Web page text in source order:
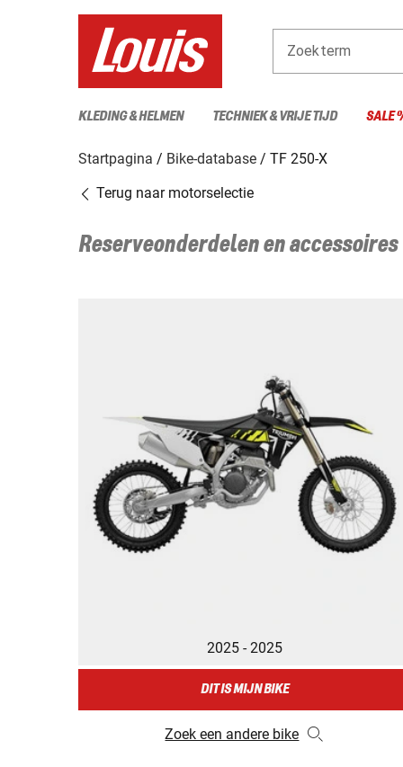
Zoekterm
KLEDING & HELMEN TECHNIEK & VRIJE TIJD SALE
Startpagina Bike-database
TF 250-X
Terug naar motorselectie
Reserveonderdelen en
2025 - 2025
DIT IS MIJN BIKE
Zoek een andere bike